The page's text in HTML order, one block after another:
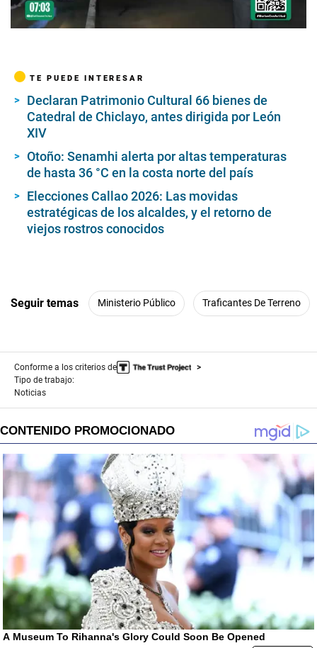
/ 05:35
TE PUEDE INTERESAR
Declaran Patrimonio Cultural 66 bienes de
Catedral de Chiclayo, antes dirigida por León
XIV
Otoño: Senamhi alerta por altas temperaturas
de hasta 36 °C en la costa norte del país
Elecciones Callao 2026: Las movidas
estratégicas de los alcaldes, y el retorno de
viejos rostros conocidos
Seguir temas Ministerio Público Traficantes De Terreno
Conforme a los criterios de
Tipo de trabajo:
Noticias